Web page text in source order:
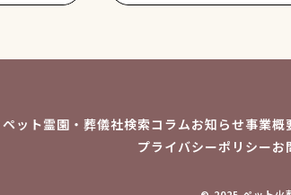
ペット霊園・葬儀社検索コラムお知らせ事業概
プライバシーポリシーお